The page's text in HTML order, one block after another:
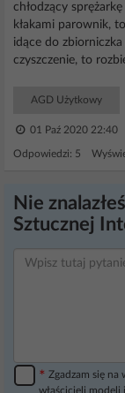
chłodzący
kłakami parownik,
idące do zbiorniczka
czyszczenie, to
AGD Użytkowy
01 Paź 2020 22:40
Odpowiedzi: 5
Nie
Sztucznej
* Zgadzam się na
właścicieli modeli